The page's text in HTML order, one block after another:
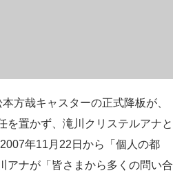
方哉キャスターの正式降板が、
を置かず、滝川クリステルアナと
年11月22日から「個人の都
アナが「皆さまから多くの問い合